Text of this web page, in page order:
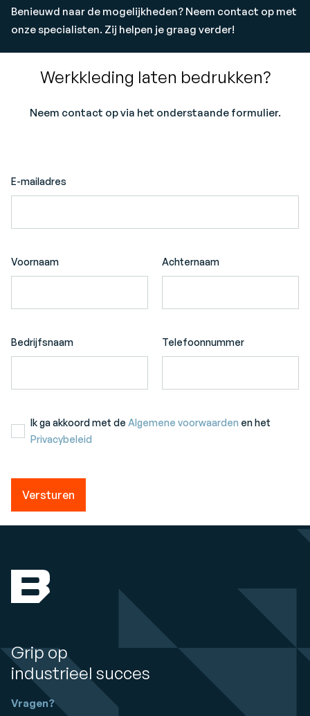
Benieuwd naar de mogelijkheden? Neem contact op met
onze specialisten. Zij helpen je graag verder!
Werkkleding laten bedrukken?
Neem contact op via het onderstaande formulier.
E-mailadres
Voornaam Achternaam
Bedrijfsnaam Telefoonnummer
Ik ga akkoord met de Algemene voorwaarden en het
Privacybeleid
Versturen
Grip op
industrieel succes
Vragen?